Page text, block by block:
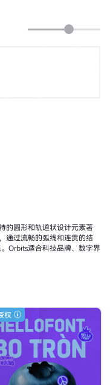
的圆形和轨道状设计元素著
通过流畅的弧线和连贯的结
Orbits适合科技品牌、数字界
权